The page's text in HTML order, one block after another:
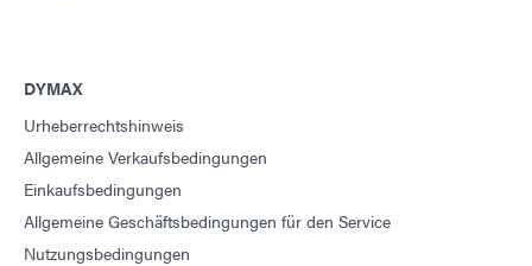
DYMAX
Urheberrechtshinweis
Allgemeine Verkaufsbedingungen
Einkaufsbedingungen
Allgemeine Geschäftsbedingungen für den Service
Nutzungsbedingungen